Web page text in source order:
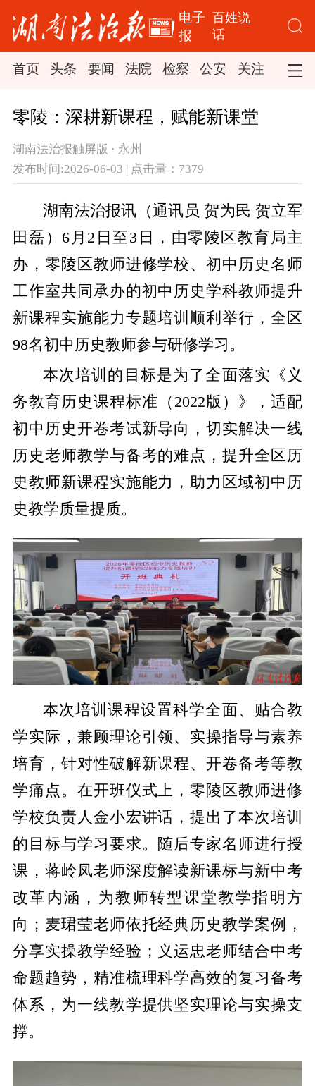
电子
报
百姓说
话
首页 头条 要闻 法院 检察 公安 关注 司法
零陵：深耕新课程，赋能新课堂
湖南法治报触屏版 · 永州
发布时间:2026-06-03 | 点击量：7379
湖南法治报讯（通讯员 贺为民 贺立军
田磊）6月2日至3日，由零陵区教育局主
办，零陵区教师进修学校、初中历史名师
工作室共同承办的初中历史学科教师提升
新课程实施能力专题培训顺利举行，全区
98名初中历史教师参与研修学习。
本次培训的目标是为了全面落实《义
务教育历史课程标准（2022版）》，适配
初中历史开卷考试新导向，切实解决一线
历史老师教学与备考的难点，提升全区历
史教师新课程实施能力，助力区域初中历
史教学质量提质。
本次培训课程设置科学全面、贴合教
学实际，兼顾理论引领、实操指导与素养
培育，针对性破解新课程、开卷备考等教
学痛点。在开班仪式上，零陵区教师进修
学校负责人金小宏讲话，提出了本次培训
的目标与学习要求。随后专家名师进行授
课，蒋岭凤老师深度解读新课标与新中考
改革内涵，为教师转型课堂教学指明方
向；麦珺莹老师依托经典历史教学案例，
分享实操教学经验；义运忠老师结合中考
命题趋势，精准梳理科学高效的复习备考
体系，为一线教学提供坚实理论与实操支
撑。